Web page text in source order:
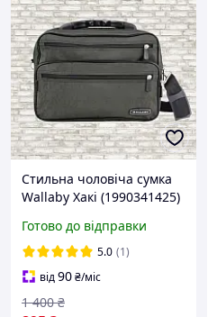
Стильна чоловіча сумка
Wallaby Хакі (1990341425)
Готово до відправки
5.0 (1)
від90₴/міс
1 400 ₴